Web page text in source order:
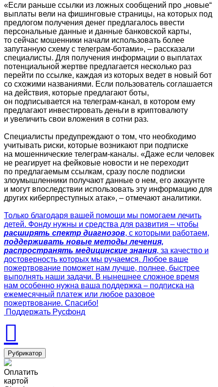
«Если раньше ссылки из ложных сообщений про „новые“
выплаты вели на фишинговые страницы, на которых под
предлогом получения денег предлагалось ввести
персональные данные и данные банковской карты,
то сейчас мошенники начали использовать более
запутанную схему с телеграм-ботами», – рассказали
специалисты. Для получения информации о выплатах
потенциальной жертве предлагается несколько раз
перейти по ссылке, каждая из которых ведет в новый бот
со схожими названиями. Если пользователь соглашается
на действия, которые предлагают боты,
он подписывается на телеграм-канал, в котором ему
предлагают инвестировать деньги в криптовалюту
и увеличить свои вложения в сотни раз.
Специалисты предупреждают о том, что необходимо
учитывать риски, которые возникают при подписке
на мошеннические телеграм-каналы. «Даже если человек
не реагирует на фейковые новости и не переходит
по предлагаемым ссылкам, сразу после подписки
злоумышленники получают данные о нем, его аккаунте
и могут впоследствии использовать эту информацию для
других киберпреступных атак», – отмечают аналитики.
Только благодаря вашей помощи мы помогаем лечить
детей. Фонду нужны и средства для развития – чтобы
расширять спектр диагнозов, с которыми работаем,
поддерживать новые методы лечения,
распространять медицинские знания, за качество и
достоверность которых мы ручаемся. Любое ваше
пожертвование поможет нам лучше, полнее, быстрее
выполнять наши задачи. В нынешнее сложное время
нам особенно нужна ваша поддержка – подписка на
ежемесячный платеж или любое разовое
пожертвование. Спасибо!
Поддержать Русфонд
Рубрикатор
Оплатить
картой